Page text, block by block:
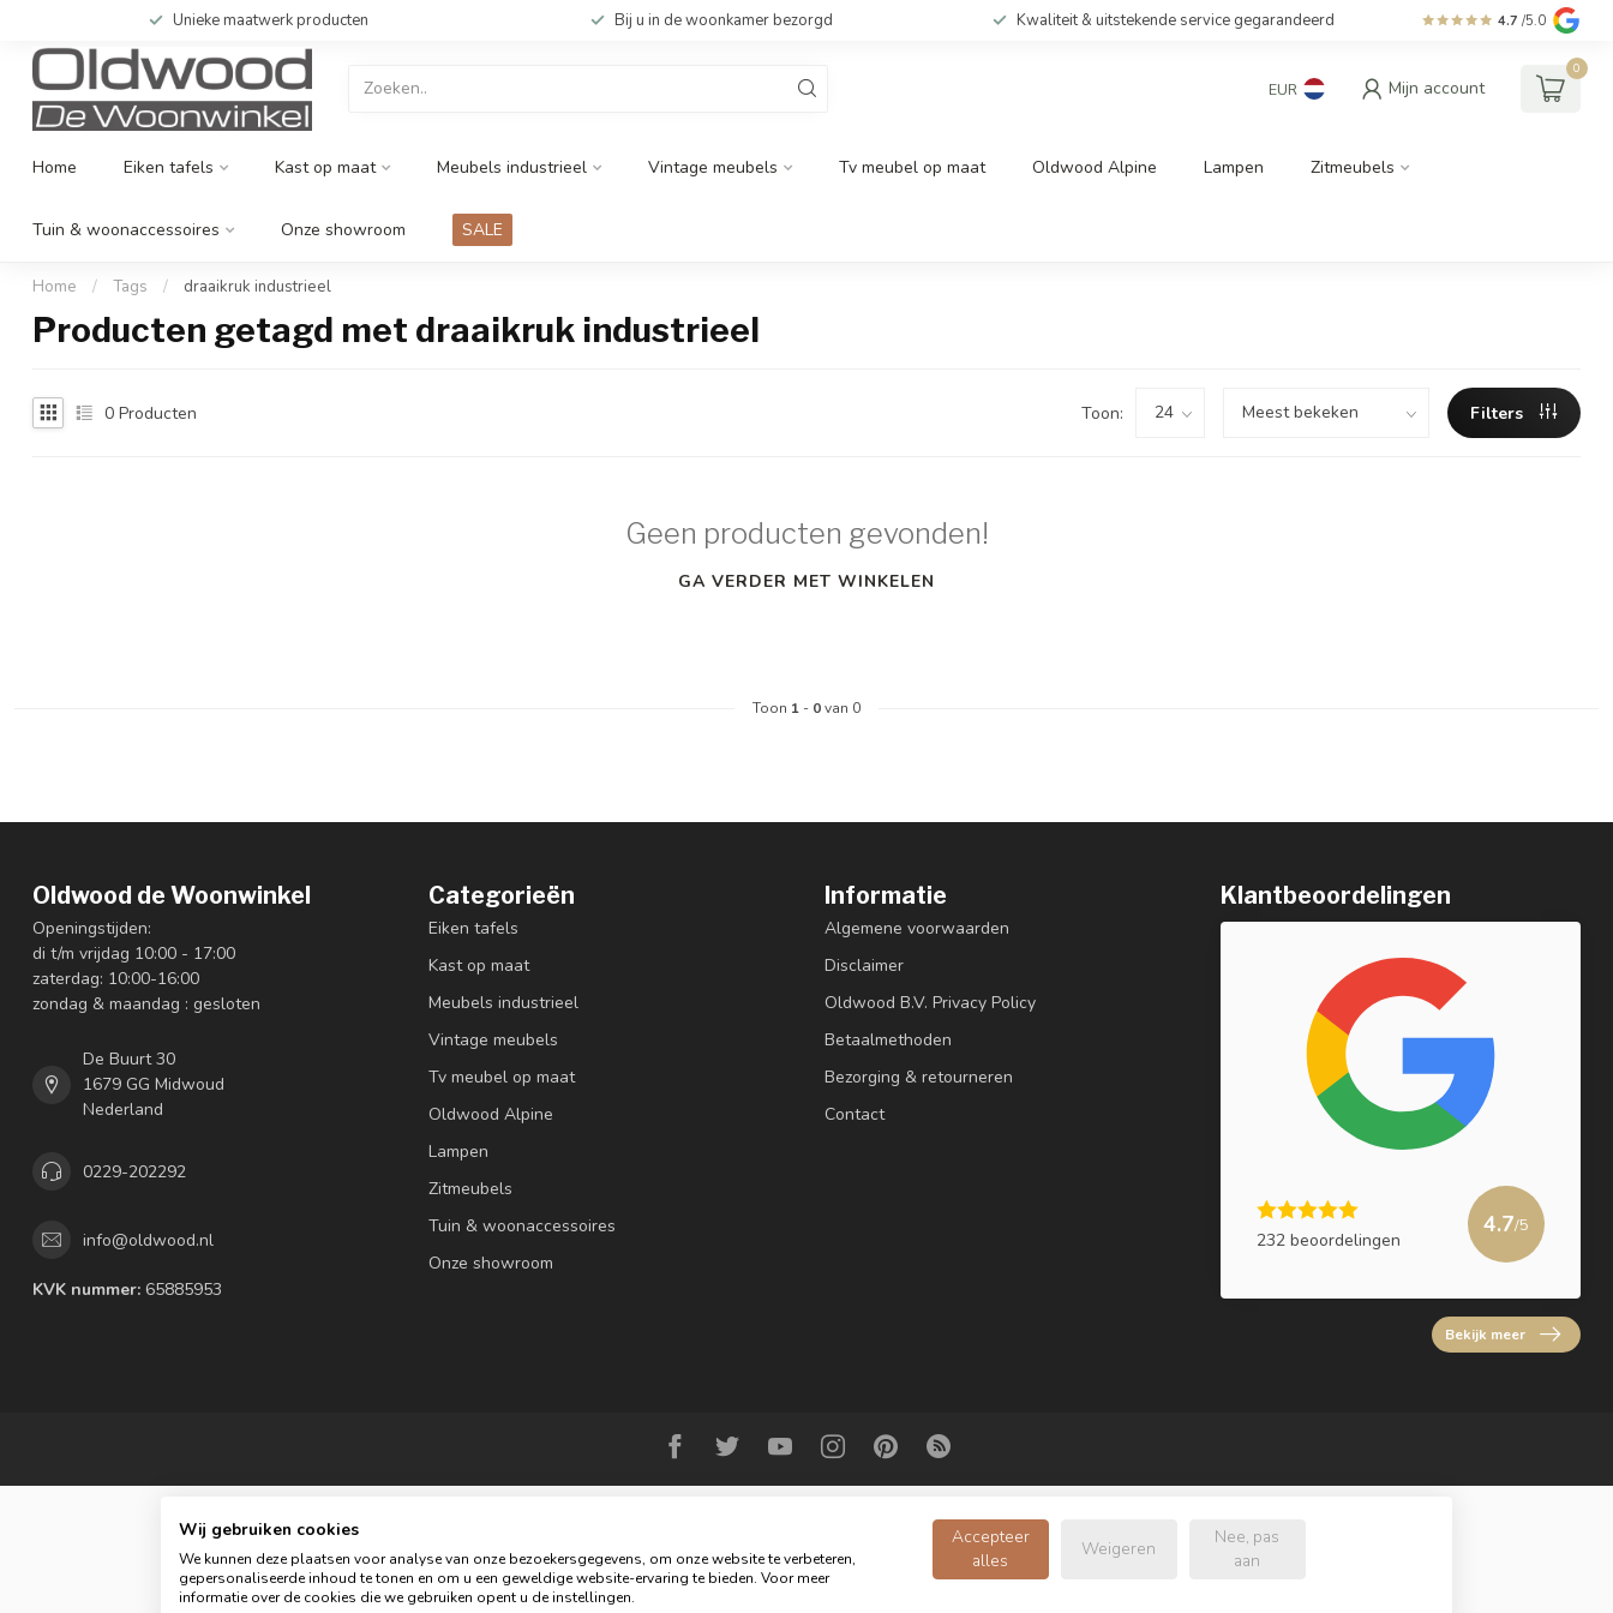
Unieke maatwerk producten Bij u in de woonkamer bezorgd Kwaliteit & uitstekende service gegarandeerd 4.7 /5.0
EUR Mijn account
0
Home Eiken tafels Kast op maat Meubels industrieel Vintage meubels Tv meubel op maat Oldwood Alpine Lampen Zitmeubels
Tuin & woonaccessoires Onze showroom SALE
Home / Tags / draaikruk industrieel
Producten getagd met draaikruk industrieel
0 Producten Toon: Filters
Geen producten gevonden!
GA VERDER MET WINKELEN
Toon 1 - 0van 0
Oldwood de Woonwinkel
Openingstijden:
di t/m vrijdag 10:00 - 17:00
zaterdag: 10:00-16:00
zondag & maandag : gesloten
De Buurt 30
1679 GG Midwoud
Nederland
0229-202292
info@oldwood.nl
KVK nummer: 65885953
Categorieën
Eiken tafels
Kast op maat
Meubels industrieel
Vintage meubels
Tv meubel op maat
Oldwood Alpine
Lampen
Zitmeubels
Tuin & woonaccessoires
Onze showroom
Informatie
Algemene voorwaarden
Disclaimer
Oldwood B.V. Privacy Policy
Betaalmethoden
Bezorging & retourneren
Contact
Klantbeoordelingen
232 beoordelingen
4.7/5
Bekijk meer
© Copyright 2026 Oldwood de Woonwinkel - Powered by
Wij gebruiken cookies
We kunnen deze plaatsen voor analyse van onze bezoekersgegevens, om onze website te verbeteren,
gepersonaliseerde inhoud te tonen en om u een geweldige website-ervaring te bieden. Voor meer
informatie over de cookies die we gebruiken opent u de instellingen.
Accepteer
alles
Weigeren
Nee, pas
aan